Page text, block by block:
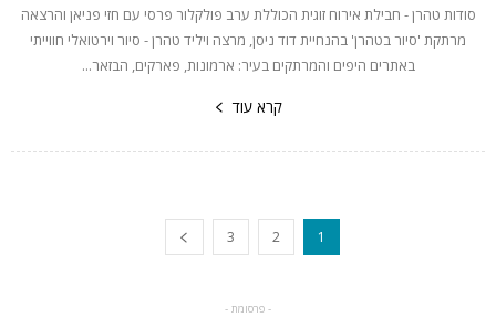
סודות טהרן - חבילת אירוח זוגית הכוללת ערב פולקלור פרסי עם חזי פניאן והרצאה
מרתקת 'סיור בטהרן' בהנחיית דוד ניסן, מרצה ויליד טהרן - סיור וירטואלי חווייתי
באתרים היפים והמרתקים בעיר: ארמונות, פארקים, הבזאר...
קרא עוד
1
2
3
- פרסומת -